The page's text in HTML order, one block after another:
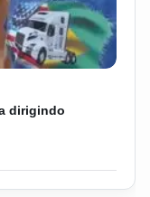
dirigindo